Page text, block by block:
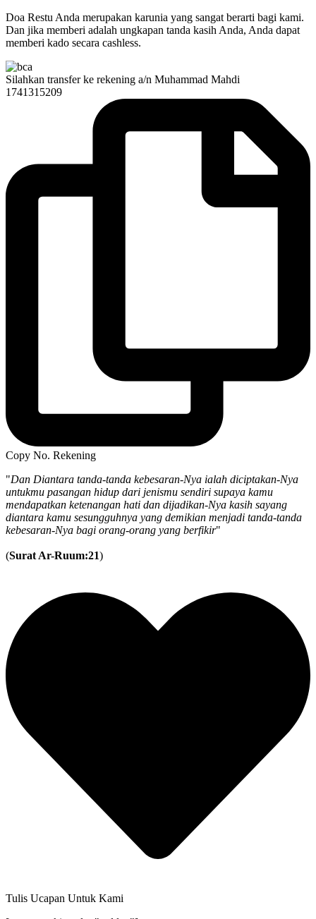
Doa Restu Anda merupakan karunia yang sangat berarti bagi kami.
Dan jika memberi adalah ungkapan tanda kasih Anda, Anda dapat
memberi kado secara cashless.
Silahkan transfer ke rekening a/n Muhammad Mahdi
1741315209
Copy No. Rekening
"Dan Diantara tanda-tanda kebesaran-Nya ialah diciptakan-Nya
untukmu pasangan hidup dari jenismu sendiri supaya kamu
mendapatkan ketenangan hati dan dijadikan-Nya kasih sayang
diantara kamu sesungguhnya yang demikian menjadi tanda-tanda
kebesaran-Nya bagi orang-orang yang berfikir"
(Surat Ar-Ruum:21)
Tulis Ucapan Untuk Kami